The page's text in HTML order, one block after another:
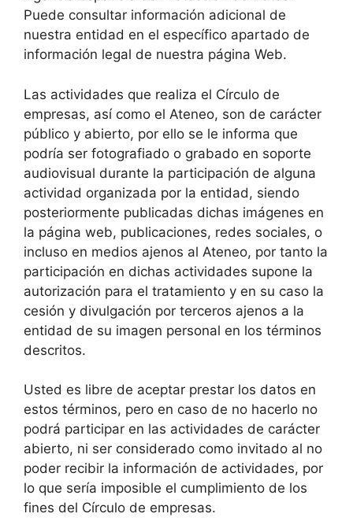
Puede consultar información adicional de
nuestra entidad en el específico apartado de
información legal de nuestra página Web.
Las actividades que realiza el Círculo de
empresas, así como el Ateneo, son de carácter
público y abierto, por ello se le informa que
podría ser fotografiado o grabado en soporte
audiovisual durante la participación de alguna
actividad organizada por la entidad, siendo
posteriormente publicadas dichas imágenes en
la página web, publicaciones, redes sociales, o
incluso en medios ajenos al Ateneo, por tanto la
participación en dichas actividades supone la
autorización para el tratamiento y en su caso la
cesión y divulgación por terceros ajenos a la
entidad de su imagen personal en los términos
descritos.
Usted es libre de aceptar prestar los datos en
estos términos, pero en caso de no hacerlo no
podrá participar en las actividades de carácter
abierto, ni ser considerado como invitado al no
poder recibir la información de actividades, por
lo que sería imposible el cumplimiento de los
fines del Círculo de empresas.